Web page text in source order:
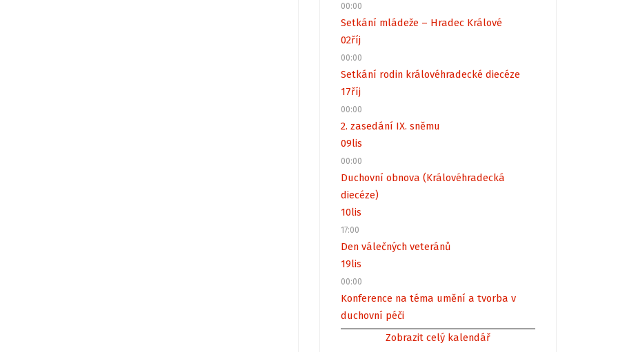
00:00
Setkání mládeže – Hradec Králové
02říj
00:00
Setkání rodin královéhradecké diecéze
17říj
00:00
2. zasedání IX. sněmu
09lis
00:00
Duchovní obnova (Královéhradecká
diecéze)
10lis
17:00
Den válečných veteránů
19lis
00:00
Konference na téma umění a tvorba v
duchovní péči
Zobrazit celý kalendář